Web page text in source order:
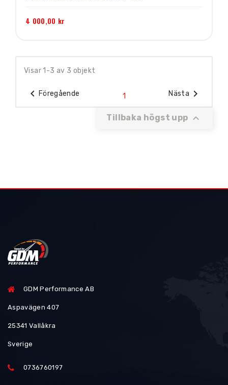
4 000,00 kr
Visar 1-3 av 3 objekt
 Föregående 1 Nästa 
Tillbaka högst upp 
GDM Performance AB
Aspavägen 407
25341 Vallåkra
Sverige
0736760197